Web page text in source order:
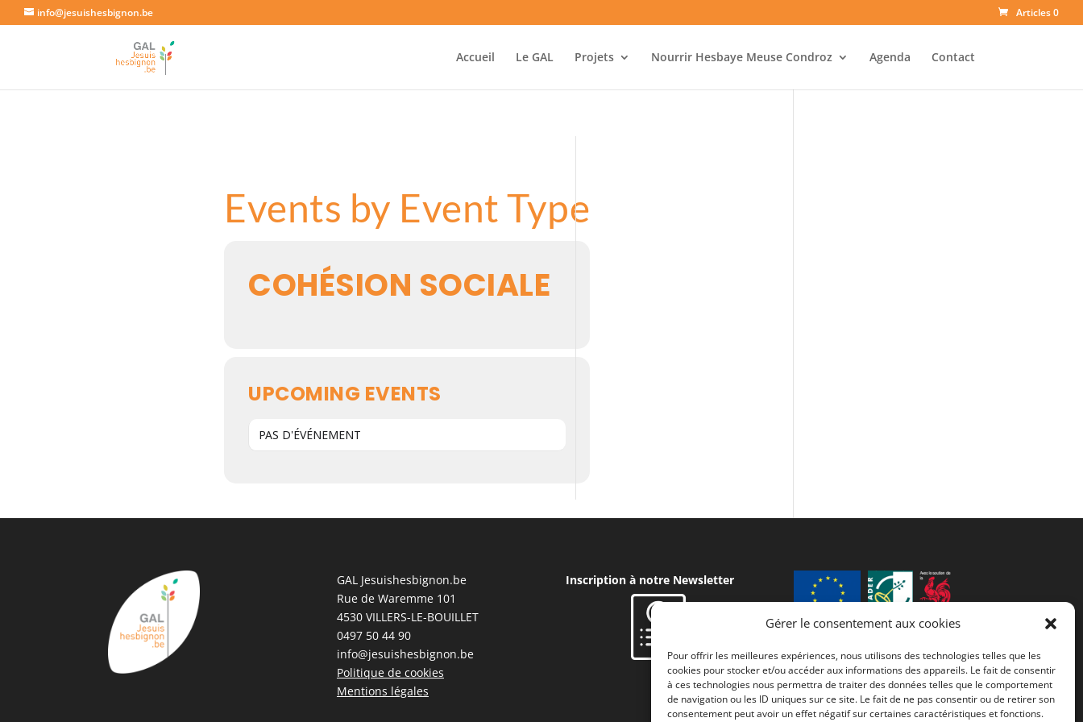
Gérer le consentement aux cookies
Pour offrir les meilleures expériences, nous utilisons des technologies telles que les
cookies pour stocker et/ou accéder aux informations des appareils. Le fait de consentir
à ces technologies nous permettra de traiter des données telles que le comportement
de navigation ou les ID uniques sur ce site. Le fait de ne pas consentir ou de retirer son
consentement peut avoir un effet négatif sur certaines caractéristiques et fonctions.
info@jesuishesbignon.be Articles 0
Accueil Le GAL Projets Nourrir Hesbaye Meuse Condroz Agenda Contact
Events by Event Type
COHÉSION SOCIALE
UPCOMING EVENTS
PAS D'ÉVÉNEMENT
GAL Jesuishesbignon.be
Rue de Waremme 101
4530 VILLERS-LE-BOUILLET
0497 50 44 90
info@jesuishesbignon.be
Politique de cookies
Mentions légales
Inscription à notre Newsletter
développement rural (FEADER) :
L’Europe investit dans les zones
rurales